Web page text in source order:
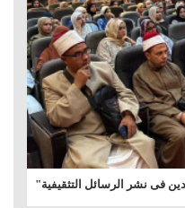
فى نشر الرسائل التثقيفية"